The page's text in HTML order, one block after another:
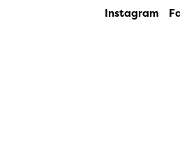
Instagram